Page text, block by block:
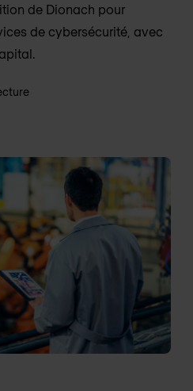
de Dionach pour
de cybersécurité, avec